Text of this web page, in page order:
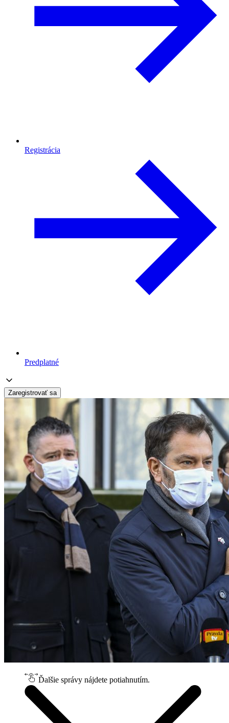
Registrácia
Predplatné
Zaregistrovať sa
Ďalšie správy nájdete potiahnutím.